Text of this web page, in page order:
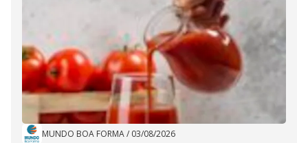
MUNDO BOA FORMA/ 03/08/2026